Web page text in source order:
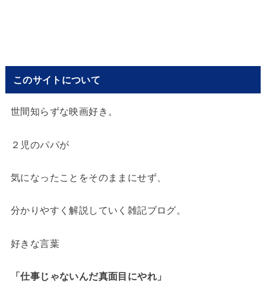
このサイトについて
世間知らずな映画好き。
２児のパパが
気になったことをそのままにせず、
分かりやすく解説していく雑記ブログ。
好きな言葉
「仕事じゃないんだ真面目にやれ」